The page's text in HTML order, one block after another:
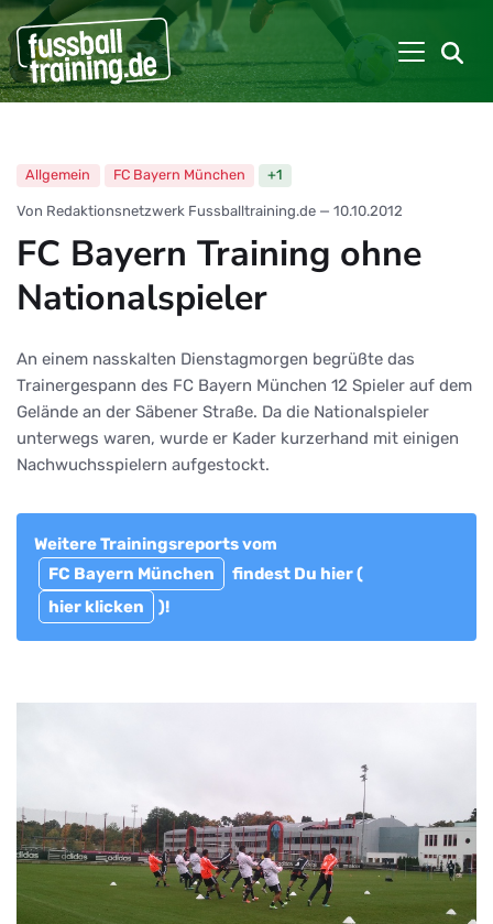
Allgemein FC Bayern München +1
Von Redaktionsnetzwerk Fussballtraining.de — 10.10.2012
FC Bayern Training ohne
Nationalspieler
An einem nasskalten Dienstagmorgen begrüßte das
Trainergespann des FC Bayern München 12 Spieler auf dem
Gelände an der Säbener Straße. Da die Nationalspieler
unterwegs waren, wurde er Kader kurzerhand mit einigen
Nachwuchsspielern aufgestockt.
Weitere Trainingsreports vom
FC Bayern München
findest Du hier (
hier klicken
)!